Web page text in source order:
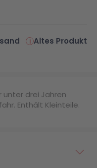
Altes Produkt
unter drei Jahren
Enthält Kleinteile.